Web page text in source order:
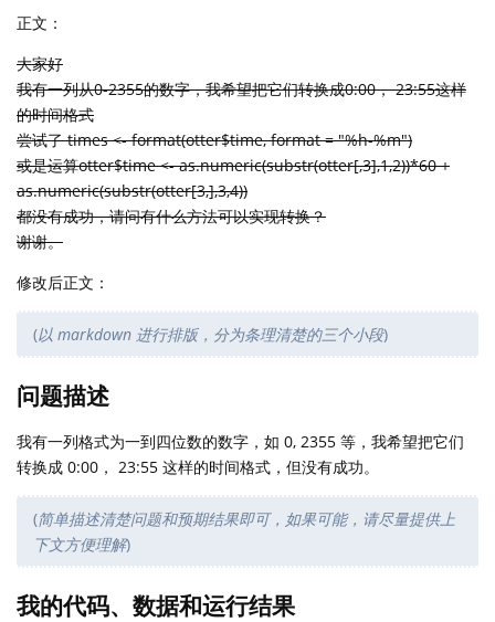
正文：
大家好
我有一列从0-2355的数字，我希望把它们转换成0:00， 23:55这样
的时间格式
尝试了 times <- format(otter$time, format = "%h-%m")
或是运算otter$time <- as.numeric(substr(otter[,3],1,2))*60 +
as.numeric(substr(otter[3,],3,4))
都没有成功，请问有什么方法可以实现转换？
谢谢。
修改后正文：
(以 markdown 进行排版，分为条理清楚的三个小段)
问题描述
我有一列格式为一到四位数的数字，如 0, 2355 等，我希望把它们
转换成 0:00， 23:55 这样的时间格式，但没有成功。
(简单描述清楚问题和预期结果即可，如果可能，请尽量提供上
下文方便理解)
我的代码、数据和运行结果